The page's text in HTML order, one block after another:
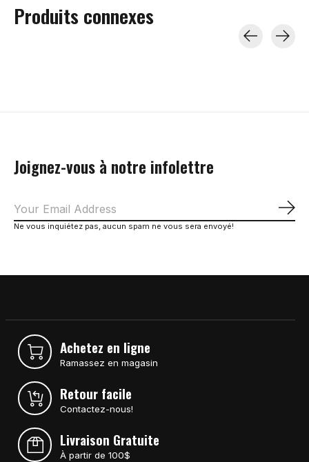
Produits connexes
Joignez-vous à notre infolettre
Ne vous inquiétez pas, aucun spam ne vous sera envoyé!
Achetez en ligne
Ramassez en magasin
Retour facile
Contactez-nous!
Livraison Gratuite
À partir de 100$